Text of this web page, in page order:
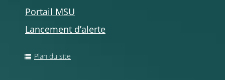
Portail MSU
Lancement d’alerte
Plan du site